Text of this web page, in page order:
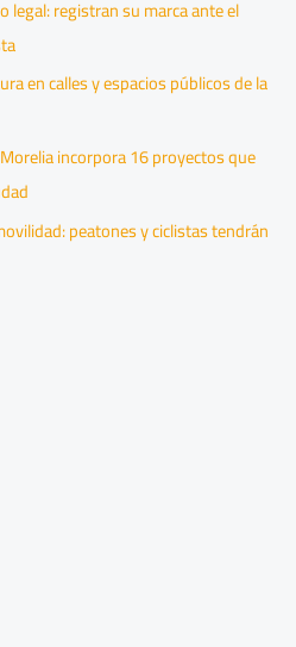
legal: registran su marca ante el
en calles y espacios públicos de la
incorpora 16 proyectos que
peatones y ciclistas tendrán